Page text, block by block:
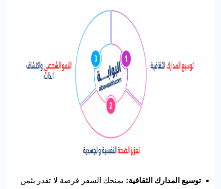
توسيع المدارك الثقافية: يمنحك السفر فرصة لا تقدر بثمن